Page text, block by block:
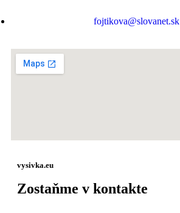
fojtikova@slovanet.sk
vysivka.eu
Zostaňme v kontakte